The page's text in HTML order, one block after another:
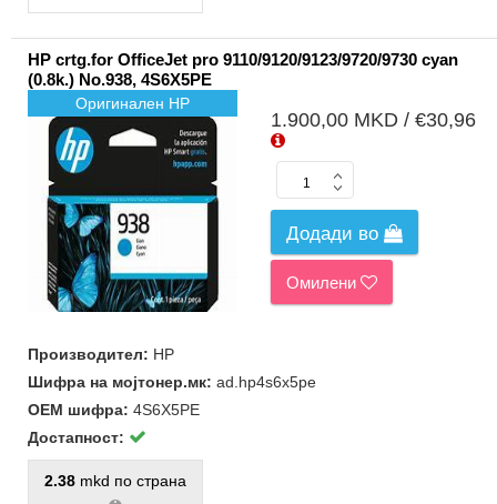
HP crtg.for OfficeJet pro 9110/9120/9123/9720/9730 cyan
(0.8k.) No.938, 4S6X5PE
Оригинален HP
1.900,00 MKD / €30,96
Додади во
Омилени
Производител: HP
Шифра на мојтонер.мк: ad.hp4s6x5pe
ОЕМ шифра: 4S6X5PE
Достапност:
2.38 mkd по страна